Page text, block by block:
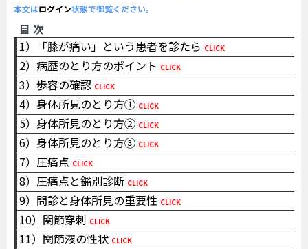
本文はログイン状態で御覧ください。
目 次
1）「膝が痛い」という患者を診たら CLICK
2）病歴のとり方のポイント CLICK
3）歩容の確認 CLICK
4）身体所見のとり方① CLICK
5）身体所見のとり方② CLICK
6）身体所見のとり方③ CLICK
7）圧痛点 CLICK
8）圧痛点と鑑別診断 CLICK
9）問診と身体所見の重要性 CLICK
10）関節穿刺 CLICK
11）関節液の性状 CLICK